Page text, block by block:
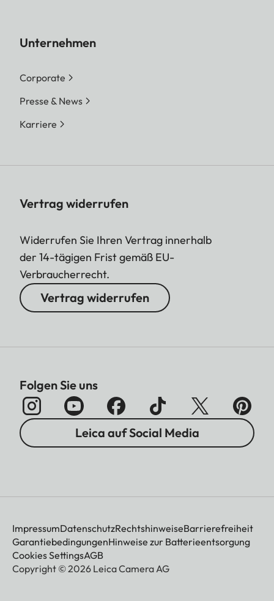
Unternehmen
Corporate
Presse & News
Karriere
Vertrag widerrufen
Widerrufen Sie Ihren Vertrag innerhalb
der 14-tägigen Frist gemäß EU-
Verbraucherrecht.
Vertrag widerrufen
Folgen Sie uns
Leica auf Social Media
ImpressumDatenschutzRechtshinweiseBarrierefreiheit
GarantiebedingungenHinweise zur Batterieentsorgung
Cookies SettingsAGB
Copyright © 2026 Leica Camera AG